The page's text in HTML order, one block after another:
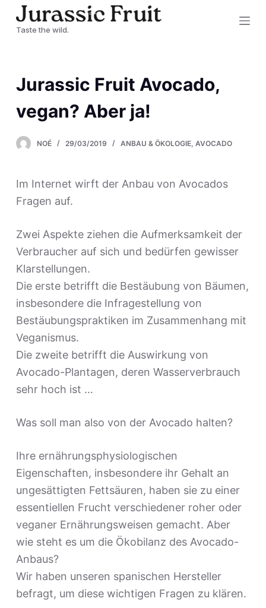
Z
u
p
n
g
e
n
Taste the wild.
Jurassic Fruit Avocado,
vegan? Aber ja!
NOÉ 29/03/2019 ANBAU & ÖKOLOGIE, AVOCADO
Im Internet wirft der Anbau von Avocados
Fragen auf.
Zwei Aspekte ziehen die Aufmerksamkeit der
Verbraucher auf sich und bedürfen gewisser
Klarstellungen.
Die erste betrifft die Bestäubung von Bäumen,
insbesondere die Infragestellung von
Bestäubungspraktiken im Zusammenhang mit
Veganismus.
Die zweite betrifft die Auswirkung von
Avocado-Plantagen, deren Wasserverbrauch
sehr hoch ist …
Was soll man also von der Avocado halten?
Ihre ernährungsphysiologischen
Eigenschaften, insbesondere ihr Gehalt an
ungesättigten Fettsäuren, haben sie zu einer
essentiellen Frucht verschiedener roher oder
veganer Ernährungsweisen gemacht. Aber
wie steht es um die Ökobilanz des Avocado-
Anbaus?
Wir haben unseren spanischen Hersteller
befragt, um diese wichtigen Fragen zu klären.